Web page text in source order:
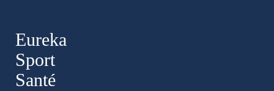
Eureka
Sport
Santé